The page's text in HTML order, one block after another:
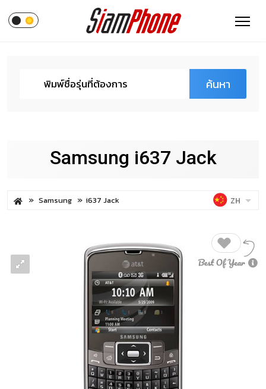
ค้นหา
Samsung i637 Jack
Samsung i637 Jack ZH